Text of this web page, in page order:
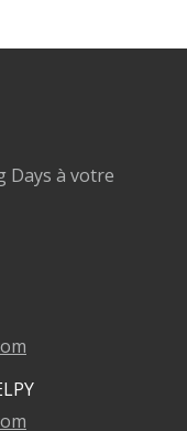
Days à votre